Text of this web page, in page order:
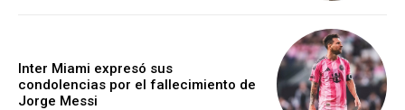
Inter Miami expresó sus
condolencias por el fallecimiento de
Jorge Messi